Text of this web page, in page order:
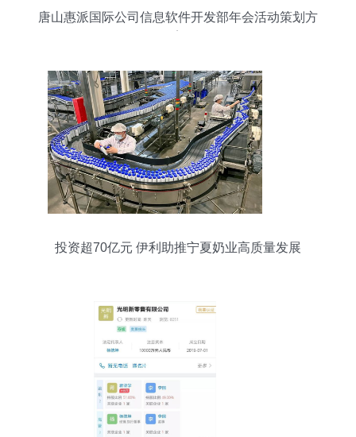
唐山惠派国际公司信息软件开发部年会活动策划方
投资超70亿元 伊利助推宁夏奶业高质量发展